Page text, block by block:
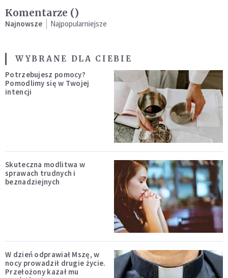
Komentarze ()
Najnowsze Najpopularniejsze
WYBRANE DLA CIEBIE
Potrzebujesz pomocy?
Pomodlimy się w Twojej
intencji
Skuteczna modlitwa w
sprawach trudnych i
beznadziejnych
W dzień odprawiał Mszę, w
nocy prowadził drugie życie.
Przełożony kazał mu